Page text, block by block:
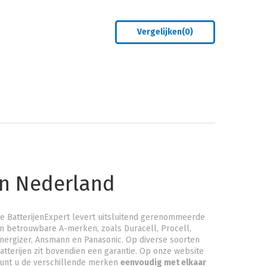
Vergelijken(0)
Nederland
BatterijenExpert levert uitsluitend gerenommeerde
betrouwbare A-merken, zoals Duracell, Procell,
Ansmann en Panasonic. Op diverse soorten
zit bovendien een garantie. Op onze website
u de verschillende merken eenvoudig met elkaar